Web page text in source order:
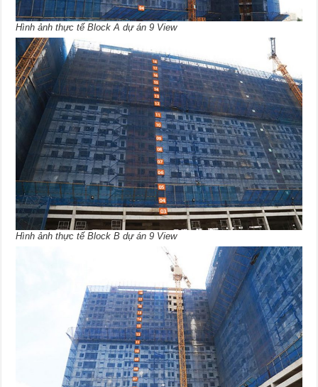
Hình ảnh thực tế Block A dự án 9 View
Hình ảnh thực tế Block B dự án 9 View